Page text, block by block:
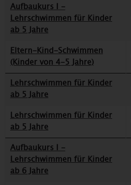
Aufbaukurs I -
Lehrschwimmen für Kinder
ab 5 Jahre
Eltern-Kind-Schwimmen
(Kinder von 4-5 Jahre)
Lehrschwimmen für Kinder
ab 5 Jahre
Lehrschwimmen für Kinder
ab 5 Jahre
Aufbaukurs I -
Lehrschwimmen für Kinder
ab 6 Jahre